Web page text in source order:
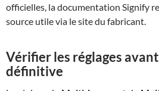
officielles, la documentation Signify
source utile via le site du fabricant.
Vérifier les réglages
définitive